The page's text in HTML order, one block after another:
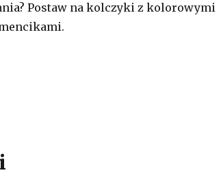
Postaw na kolczyki z kolorowymi